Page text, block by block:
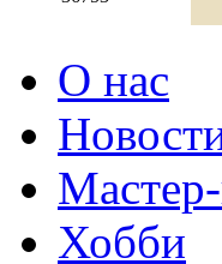
О нас
Хобби